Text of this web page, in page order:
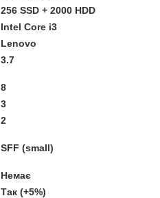
256 SSD + 2000 HDD
Intel Core i3
Lenovo
3.7
8
3
2
SFF (small)
Немає
Так (+5%)